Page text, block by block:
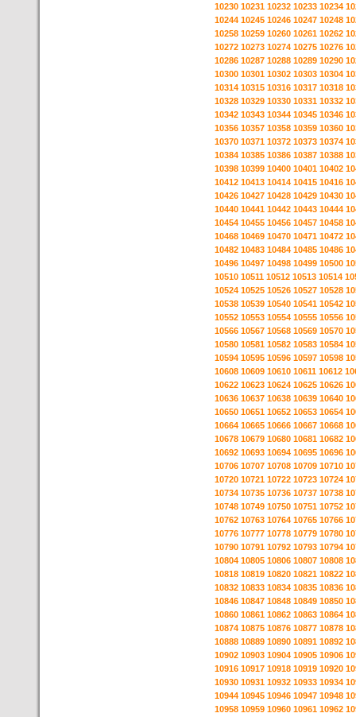
10230 10231 10232 10233 10234
10244 10245 10246 10247 10248
10258 10259 10260 10261 10262
10272 10273 10274 10275 10276
10286 10287 10288 10289 10290
10300 10301 10302 10303 10304
10314 10315 10316 10317 10318
10328 10329 10330 10331 10332
10342 10343 10344 10345 10346
10356 10357 10358 10359 10360
10370 10371 10372 10373 10374
10384 10385 10386 10387 10388
10398 10399 10400 10401 10402
10412 10413 10414 10415 10416
10426 10427 10428 10429 10430
10440 10441 10442 10443 10444
10454 10455 10456 10457 10458
10468 10469 10470 10471 10472
10482 10483 10484 10485 10486
10496 10497 10498 10499 10500
10510 10511 10512 10513 10514
10524 10525 10526 10527 10528
10538 10539 10540 10541 10542
10552 10553 10554 10555 10556
10566 10567 10568 10569 10570
10580 10581 10582 10583 10584
10594 10595 10596 10597 10598
10608 10609 10610 10611 10612
10622 10623 10624 10625 10626
10636 10637 10638 10639 10640
10650 10651 10652 10653 10654
10664 10665 10666 10667 10668
10678 10679 10680 10681 10682
10692 10693 10694 10695 10696
10706 10707 10708 10709 10710
10720 10721 10722 10723 10724
10734 10735 10736 10737 10738
10748 10749 10750 10751 10752
10762 10763 10764 10765 10766
10776 10777 10778 10779 10780
10790 10791 10792 10793 10794
10804 10805 10806 10807 10808
10818 10819 10820 10821 10822
10832 10833 10834 10835 10836
10846 10847 10848 10849 10850
10860 10861 10862 10863 10864
10874 10875 10876 10877 10878
10888 10889 10890 10891 10892
10902 10903 10904 10905 10906
10916 10917 10918 10919 10920
10930 10931 10932 10933 10934
10944 10945 10946 10947 10948
10958 10959 10960 10961 10962